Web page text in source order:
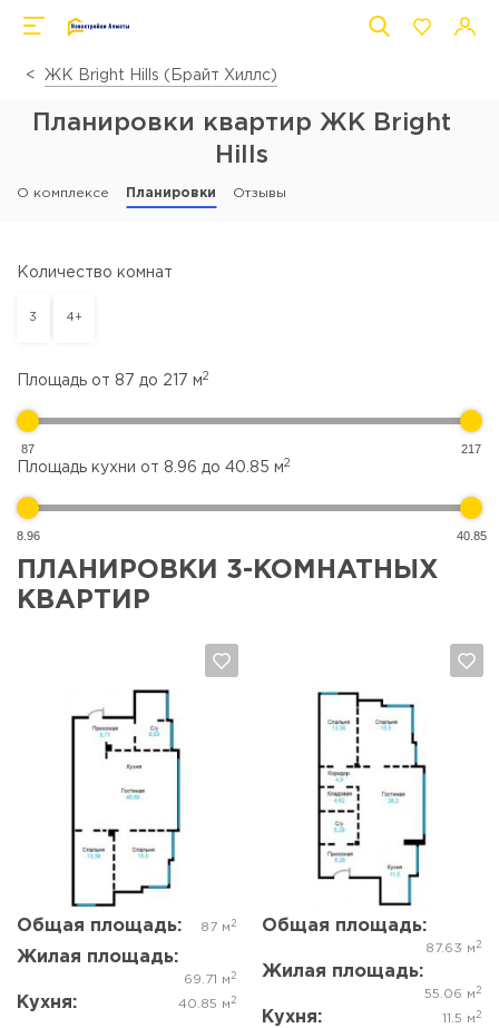
ЖК Bright Hills (Брайт Хиллс)
Планировки квартир ЖК Bright
Hills
О комплексе Планировки Отзывы
Количество комнат
3 4+
Площадь от 87 до 217 м2
87
217
Площадь кухни от 8.96 до 40.85 м 2
8.96 40.85
ПЛАНИРОВКИ 3-КОМНАТНЫХ
КВАРТИР
Общая площадь: 87 м 2
Жилая площадь:
69.71 м 2
Кухня: 40.85 м 2
Да, удалить Отмена
Общая площадь:
87.63 м 2
Жилая площадь:
55.06 м 2
Кухня: 11.5 м 2
Да, удалить Отмена